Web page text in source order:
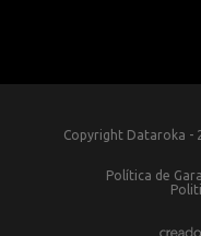
Copyright Dataroka -
Política de